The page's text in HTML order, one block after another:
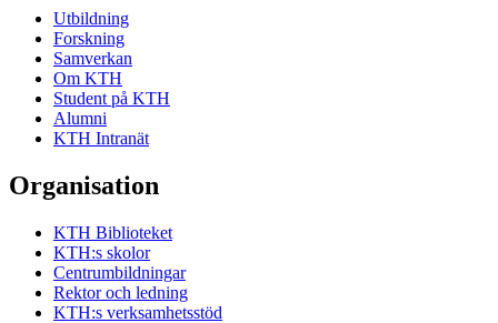
Utbildning
Forskning
Samverkan
Om KTH
Student på KTH
Alumni
KTH Intranät
Organisation
KTH Biblioteket
KTH:s skolor
Centrumbildningar
Rektor och ledning
KTH:s verksamhetsstöd